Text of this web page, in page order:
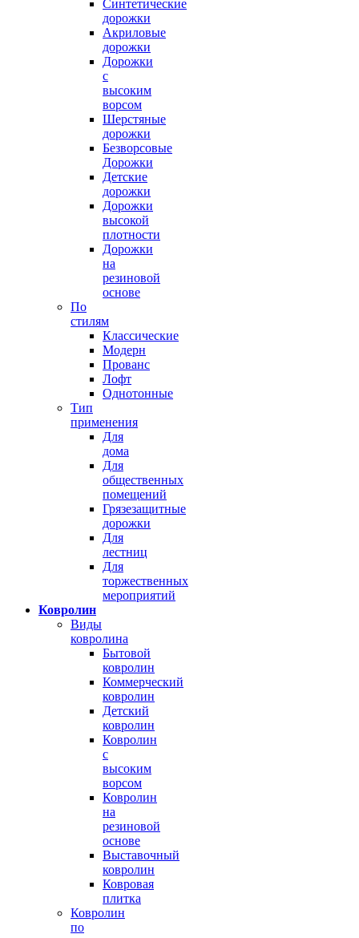
Синтетические
дорожки
Акриловые
дорожки
Дорожки
с
высоким
ворсом
Шерстяные
дорожки
Безворсовые
Дорожки
Детские
дорожки
Дорожки
высокой
плотности
Дорожки
на
резиновой
основе
По
стилям
Классические
Модерн
Прованс
Лофт
Однотонные
Тип
применения
Для
дома
Для
общественных
помещений
Грязезащитные
дорожки
Для
лестниц
Для
торжественных
мероприятий
Ковролин
Виды
ковролина
Бытовой
ковролин
Коммерческий
ковролин
Детский
ковролин
Ковролин
с
высоким
ворсом
Ковролин
на
резиновой
основе
Выставочный
ковролин
Ковровая
плитка
Ковролин
по